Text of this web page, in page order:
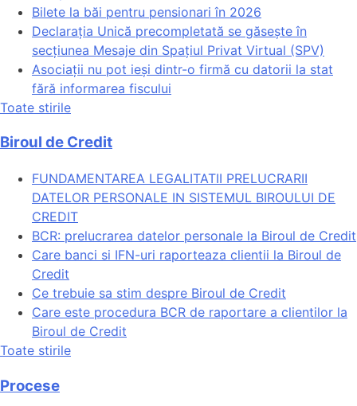
Bilete la băi pentru pensionari în 2026
Declarația Unică precompletată se găsește în
secțiunea Mesaje din Spațiul Privat Virtual (SPV)
Asociații nu pot ieși dintr-o firmă cu datorii la stat
fără informarea fiscului
Toate stirile
Biroul de Credit
FUNDAMENTAREA LEGALITATII PRELUCRARII
DATELOR PERSONALE IN SISTEMUL BIROULUI DE
CREDIT
BCR: prelucrarea datelor personale la Biroul de Credit
Care banci si IFN-uri raporteaza clientii la Biroul de
Credit
Ce trebuie sa stim despre Biroul de Credit
Care este procedura BCR de raportare a clientilor la
Biroul de Credit
Toate stirile
Procese